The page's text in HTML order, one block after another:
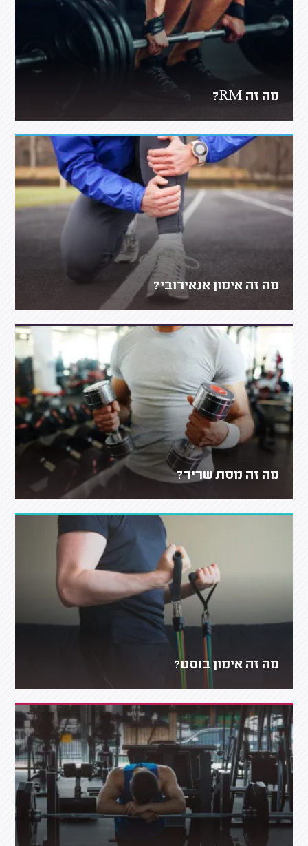
מה זה RM?
מה זה אימון אנאירובי?
מה זה מסת שריר?
מה זה אימון בוסט?